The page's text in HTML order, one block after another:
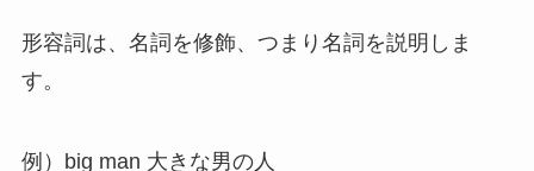
形容詞は、名詞を修飾、つまり名詞を説明しま
す。
例）big man 大きな男の人